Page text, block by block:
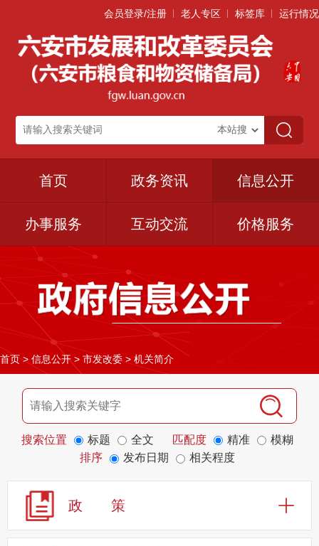
会员登录/注册 老人专区 标签库 运行情况
首页 政务资讯 信息公开
办事服务 互动交流 价格服务
首页> 信息公开 > 市发改委 > 机关简介
搜索位置 标题 全文 匹配度 精准
模糊
排序
发布日期 相关程度
政 策